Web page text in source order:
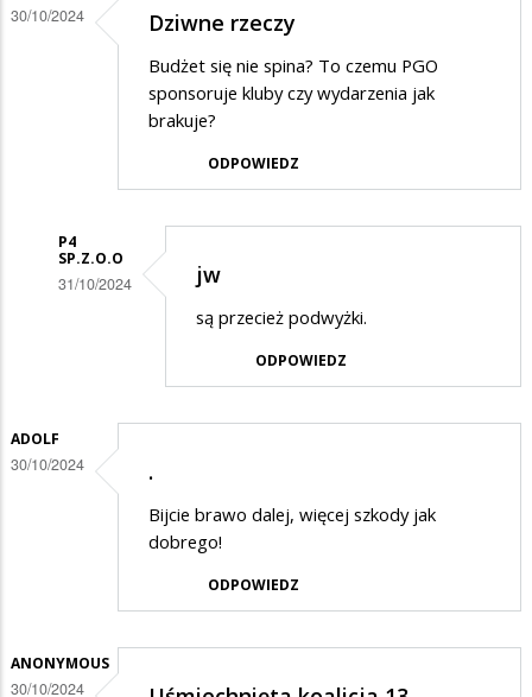
30/10/2024 Dziwne rzeczy
Budżet się nie spina? To czemu PGO
sponsoruje kluby czy wydarzenia jak
brakuje?
ODPOWIEDZ
P4
SP.Z.O.O
31/10/2024
odpowiedzi
jw
są przecież podwyżki.
ODPOWIEDZ
ADOLF
30/10/2024 .
Bijcie brawo dalej, więcej szkody jak
dobrego!
ODPOWIEDZ
ANONYMOUS
30/10/2024